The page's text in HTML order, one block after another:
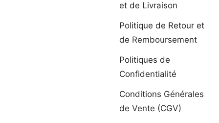
et de Livraison
Politique de Retour et
de Remboursement
Politiques de
Confidentialité
Conditions Générales
de Vente (CGV)